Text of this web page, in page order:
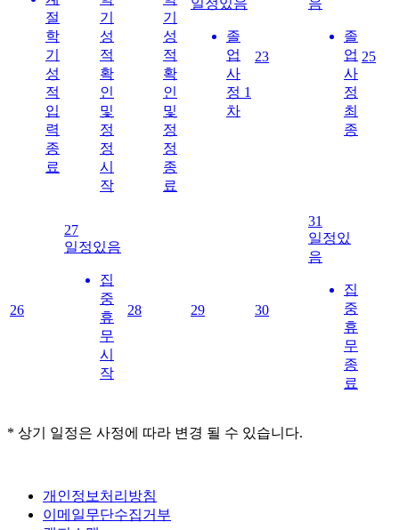
절
학
기
성
적
입
력
종
료
기
성
적
확
인
및
정
정
시
작
기
성
적
확
인
및
정
정
종
료
일정있음
졸
업
사
정 1
차
23
음
졸
업
사
정
최
종
25
26
27
일정있음
집
중
휴
무
시
작
28 29 30
31
일정있
음
집
중
휴
무
종
료
* 상기 일정은 사정에 따라 변경 될 수 있습니다.
개인정보처리방침
이메일무단수집거부